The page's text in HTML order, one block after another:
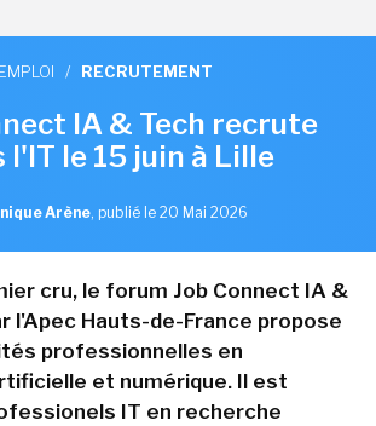
EMPLOI / RECRUTEMENT
IA & Tech recrute
l'IT le 15 juin à Lille
Arène, publié le 20 Mai 2026
cru, le forum Job Connect IA &
l'Apec Hauts-de-France propose
professionnelles en
et numérique. Il est
IT en recherche